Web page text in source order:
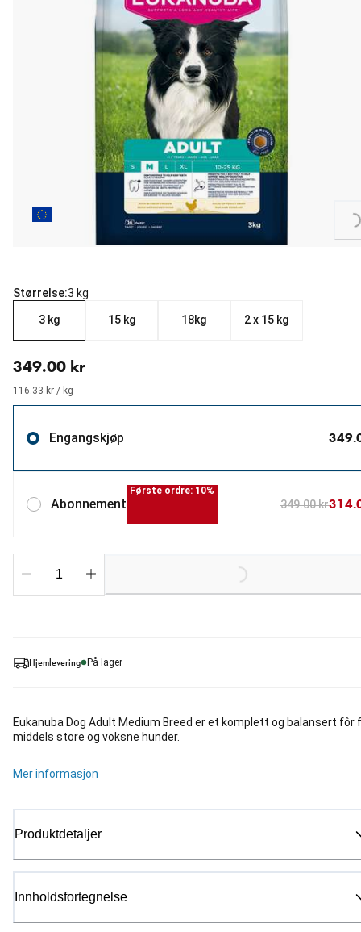
Loading...
Hjemlevering På lager
Eukanuba Dog Adult Medium Breed er et komplett og balansert fôr
middels store og voksne hunder.
Mer informasjon
Produktdetaljer
Innholdsfortegnelse
Størrelse:3 kg
3 kg 15 kg 18kg 2 x 15 kg
349.00 kr
116.33 kr / kg
Engangskjøp
Abonnement
Første ordre: 10%
349.00 kr
Loading...